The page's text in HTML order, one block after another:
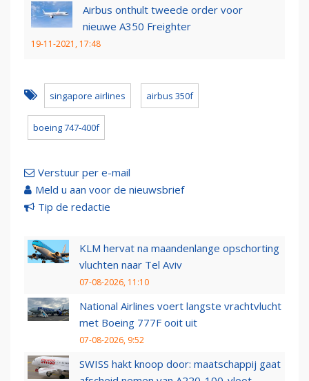
Airbus onthult tweede order voor
nieuwe A350 Freighter
19-11-2021, 17:48
singapore airlines airbus 350f
boeing 747-400f
Verstuur per e-mail
Meld u aan voor de nieuwsbrief
Tip de redactie
KLM hervat na maandenlange opschorting
vluchten naar Tel Aviv
07-08-2026, 11:10
National Airlines voert langste vrachtvlucht
met Boeing 777F ooit uit
07-08-2026, 9:52
SWISS hakt knoop door: maatschappij gaat